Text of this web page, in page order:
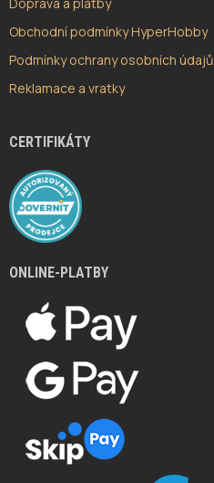
Doprava a platby
Obchodní podmínky HyperHobby
Podmínky ochrany osobních údajů
Reklamace a vratky
CERTIFIKÁTY
ONLINE-PLATBY